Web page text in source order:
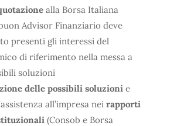
alla Borsa Italiana
Advisor Finanziario deve
presenti gli interessi del
di riferimento nella messa a
soluzioni
delle possibili soluzionie
all’impresa nei rapporti
(Consob e Borsa